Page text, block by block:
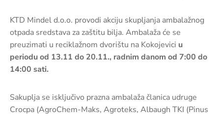
Kontakt
KTD Mindel d.o.o. provodi akciju skupljanja ambalažnog
otpada sredstava za zaštitu bilja. Ambalaža će se
preuzimati u reciklažnom dvorištu na Kokojevici u
periodu od 13.11 do 20.11., radnim danom od 7:00 do
14:00 sati.
Sakuplja se isključivo prazna ambalaža članica udruge
Crocpa (AgroChem-Maks, Agroteks, Albaugh TKI (Pinus